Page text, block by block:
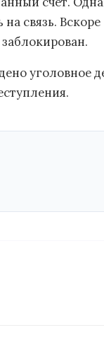
связь. Вскоре
уголовное